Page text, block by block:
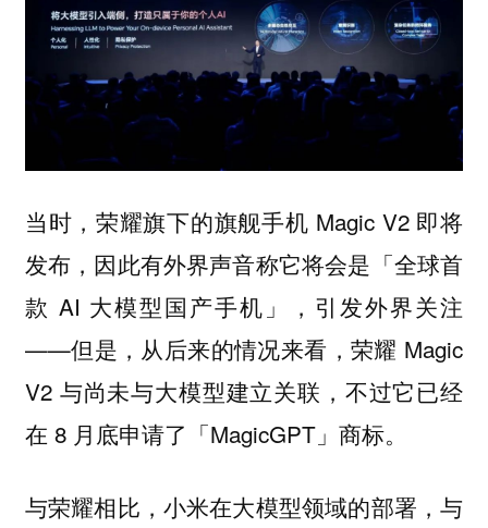
当时，荣耀旗下的旗舰手机 Magic V2 即将
发布，因此有外界声音称它将会是「全球首
款 AI 大模型国产手机」，引发外界关注
——但是，从后来的情况来看，荣耀 Magic
V2 与尚未与大模型建立关联，不过它已经
在 8 月底申请了「MagicGPT」商标。
与荣耀相比，小米在大模型领域的部署，与